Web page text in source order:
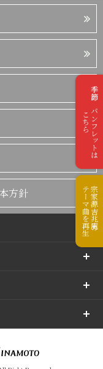
方針
季節のパンフレットは
こちら
宗家源吉兆庵の
テーマ曲を再生